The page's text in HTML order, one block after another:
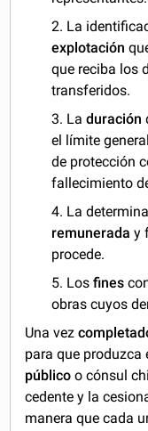
2. La
explotación
que reciba los
transferidos.
3. Laduración
el límite
de protección
fallecimiento
4. La
remunerada y
procede.
5. Losfines
obras cuyos
Una vez
para que produzca
público o cónsul
cedente y la
manera que cada